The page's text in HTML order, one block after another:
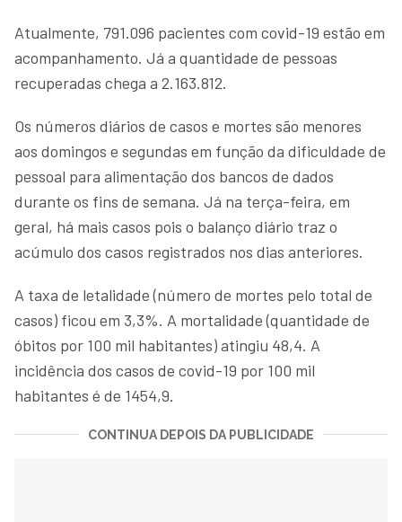
Atualmente, 791.096 pacientes com covid-19 estão em
acompanhamento. Já a quantidade de pessoas
recuperadas chega a 2.163.812.
Os números diários de casos e mortes são menores
aos domingos e segundas em função da dificuldade de
pessoal para alimentação dos bancos de dados
durante os fins de semana. Já na terça-feira, em
geral, há mais casos pois o balanço diário traz o
acúmulo dos casos registrados nos dias anteriores.
A taxa de letalidade (número de mortes pelo total de
casos) ficou em 3,3%. A mortalidade (quantidade de
óbitos por 100 mil habitantes) atingiu 48,4. A
incidência dos casos de covid-19 por 100 mil
habitantes é de 1454,9.
CONTINUA DEPOIS DA PUBLICIDADE